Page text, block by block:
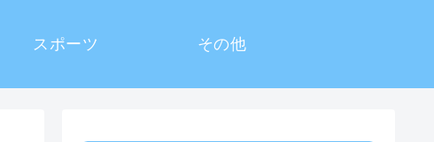
スポーツ その他